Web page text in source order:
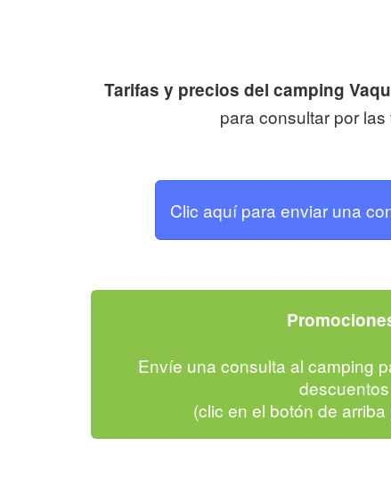
Tarifas y precios del camping
para consultar por
Clic aquí para enviar una
Envíe una consulta al camping
(clic en el botón de